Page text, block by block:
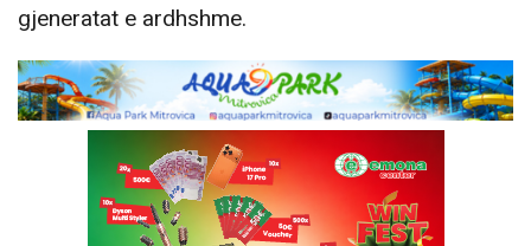
gjeneratat e ardhshme.